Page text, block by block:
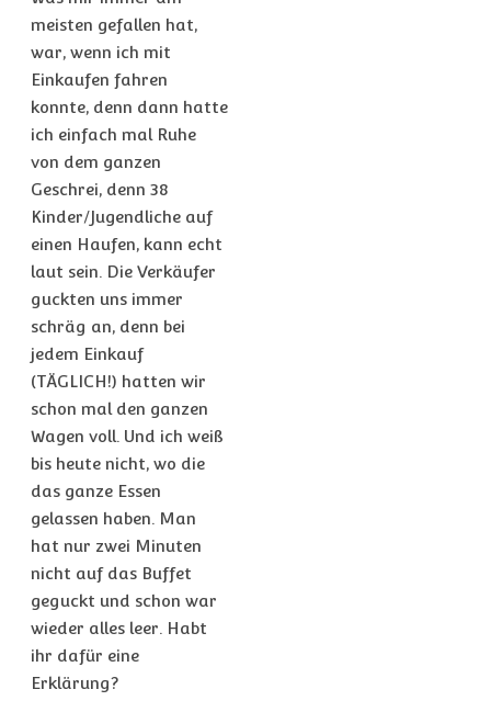
meisten gefallen hat,
war, wenn ich mit
Einkaufen fahren
konnte, denn dann hatte
ich einfach mal Ruhe
von dem ganzen
Geschrei, denn 38
Kinder/Jugendliche auf
einen Haufen, kann echt
laut sein. Die Verkäufer
guckten uns immer
schräg an, denn bei
jedem Einkauf
(TÄGLICH!) hatten wir
schon mal den ganzen
Wagen voll. Und ich weiß
bis heute nicht, wo die
das ganze Essen
gelassen haben. Man
hat nur zwei Minuten
nicht auf das Buffet
geguckt und schon war
wieder alles leer. Habt
ihr dafür eine
Erklärung?